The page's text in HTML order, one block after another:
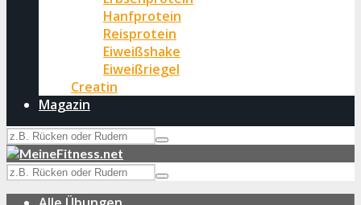
Hanfprotein
Reisprotein
Eiweißshake
Eiweißriegel
Creatin
Magazin